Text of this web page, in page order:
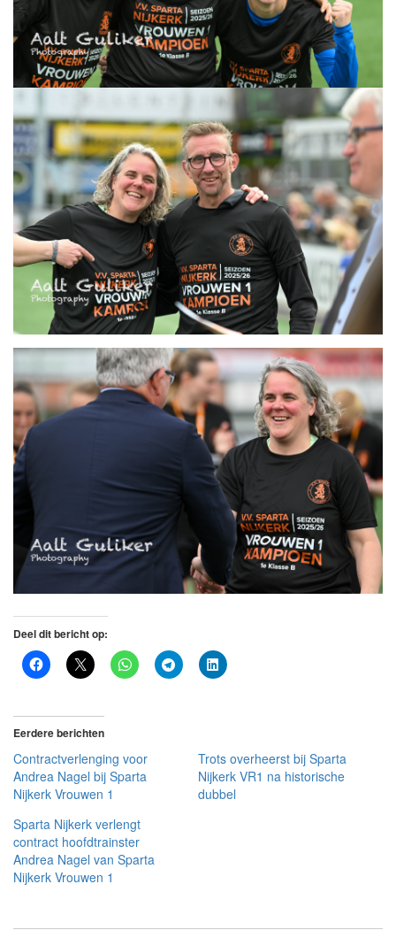
Deel dit bericht op:
Eerdere berichten
Contractverlenging voor
Andrea Nagel bij Sparta
Nijkerk Vrouwen 1
Trots overheerst bij Sparta
Nijkerk VR1 na historische
dubbel
Sparta Nijkerk verlengt
contract hoofdtrainster
Andrea Nagel van Sparta
Nijkerk Vrouwen 1